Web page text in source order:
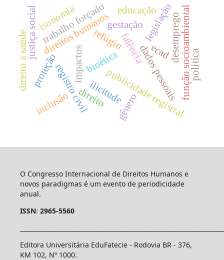
dados pessoais
publicidade registral
registro civil
refúgio
direitos humanos
trabalho forçadogestação
ilicitude
proteção função socioambiental
justiça social
bioética
impactos
legislação
inclusão
educação
ecad desemprego
falência
direito à saúde
isonomia
gênero
política
direito
O Congresso Internacional de Direitos Humanos e
novos paradigmas é um evento de periodicidade
anual.
ISSN: 2965-5560
Editora Universitária EduFatecie - Rodovia BR - 376,
KM 102, Nº 1000.